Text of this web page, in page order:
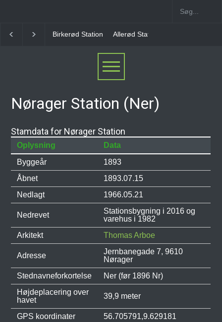
Allerød Station Favrholm Station
Nørager Station (Ner)
Stamdata for Nørager Station
Oplysning
Data
Byggeår
1893
Åbnet
1893.07.15
Nedlagt
1966.05.21
Nedrevet
Stationsbygning i 2016 og
varehus i 1982
Arkitekt
Thomas Arboe
Adresse
Jernbanegade 7, 9610
Nørager
Stednavneforkortelse
Ner (før 1896 Nr)
Højdeplacering over
havet
39,9 meter
GPS koordinater 56.705791,9.629181